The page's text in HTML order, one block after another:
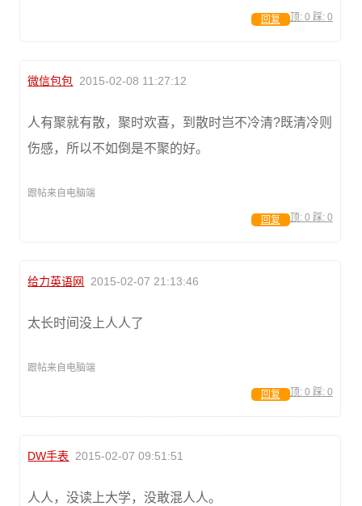
顶: 0 踩: 0
回复
微信包包 2015-02-08 11:27:12
人有聚就有散，聚时欢喜，到散时岂不冷清?既清冷则
伤感，所以不如倒是不聚的好。
跟帖来自电脑端
顶: 0 踩: 0
回复
给力英语网 2015-02-07 21:13:46
太长时间没上人人了
跟帖来自电脑端
顶: 0 踩: 0
回复
DW手表 2015-02-07 09:51:51
人人，没读上大学，没敢混人人。